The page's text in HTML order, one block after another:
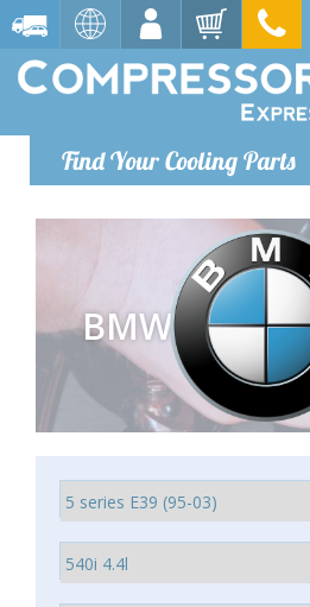
Find Your Cooling Parts
BMW